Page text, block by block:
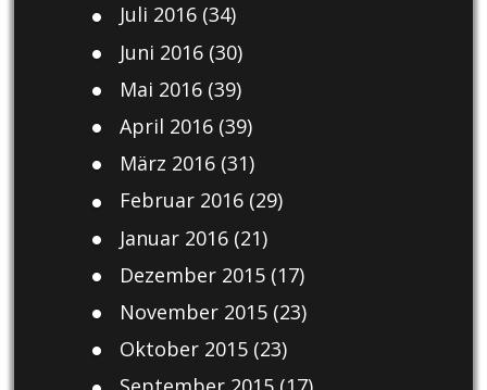
Juli 2016(34)
Juni 2016(30)
Mai 2016(39)
April 2016(39)
März 2016(31)
Februar 2016(29)
Januar 2016(21)
Dezember 2015(17)
November 2015(23)
Oktober 2015(23)